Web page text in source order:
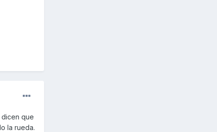
dicen que
la rueda.